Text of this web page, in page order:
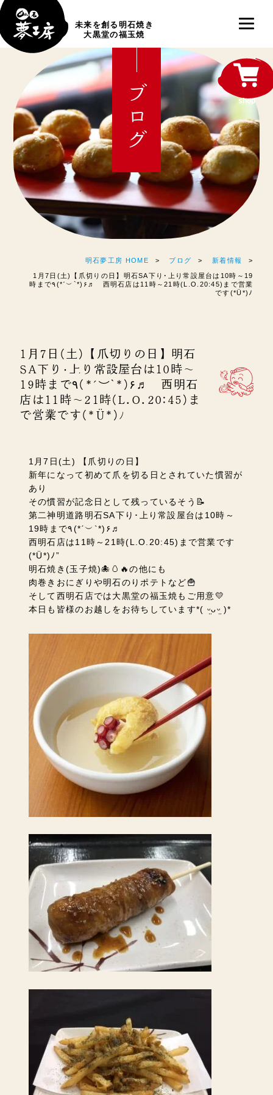
未来を創る明石焼き
大黒堂の福玉焼
ブログ
明石夢工房 HOME ブログ 新着情報
1月7日(土)【爪切りの日】明石SA下り･上り常設屋台は10時～19
時まで٩(*ˊ︶`*)۶♬ 西明石店は11時～21時(L.O.20:45)まで営業
です(*Ü*)ﾉ
1月7日(土)【爪切りの日】明石
SA下り･上り常設屋台は10時～
19時まで٩(*ˊ︶`*)۶♬ 西明石
店は11時～21時(L.O.20:45)ま
で営業です(*Ü*)ﾉ
1月7日(土) 【爪切りの日】
新年になって初めて爪を切る日とされていた慣習が
あり
その慣習が記念日として残っているそう📝
第二神明道路明石SA下り･上り常設屋台は10時～
19時まで٩(*ˊ︶`*)۶♬
西明石店は11時～21時(L.O.20:45)まで営業です
(*Ü*)ﾉ”
明石焼き(玉子焼)🐙🥚🔥の他にも
肉巻きおにぎりや明石のりポテトなど🍟
そして西明石店では大黒堂の福玉焼もご用意💛
本日も 皆様のお越しをお待ちしています*( ᵕ̤ᴗᵕ̤ )*
shop